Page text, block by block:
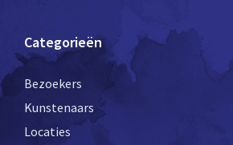
Categorieën
Bezoekers
Kunstenaars
Locaties